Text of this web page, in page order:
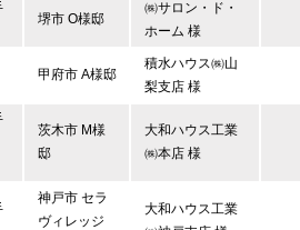
堺市 O様邸
㈱サロン・ド・
ホーム 様
甲府市 A様邸
積水ハウス㈱山
梨支店 様
茨木市 M様
邸
大和ハウス工業
㈱本店 様
神戸市 セラ
ヴィレッジ
大和ハウス工業